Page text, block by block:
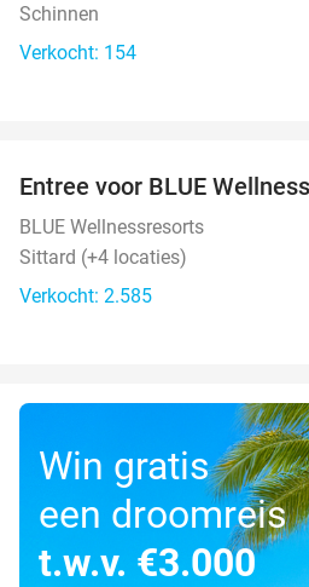
Schinnen
Verkocht: 154
Entree voor BLUE
BLUE Wellnessresorts
Sittard (+4 locaties)
Verkocht: 2.585
Win gratis
een droomreis
t.w.v. €3.000